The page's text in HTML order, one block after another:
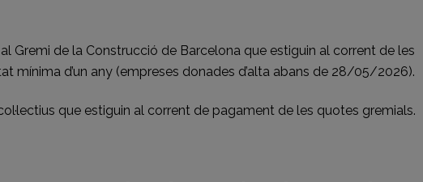
Gremi de la Construcció de Barcelona que estiguin al corrent de les
mínima d’un any (empreses donades d’alta abans de 28/05/2026).
que estiguin al corrent de pagament de les quotes gremials.